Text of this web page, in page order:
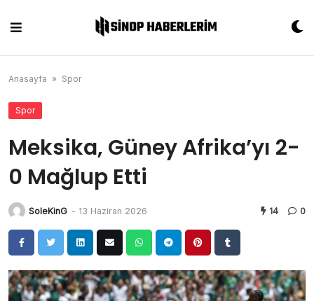
content
Anasayfa » Spor
Spor
Meksika, Güney Afrika’yı 2-
0 Mağlup Etti
SoleKinG - 13 Haziran 2026 14 0